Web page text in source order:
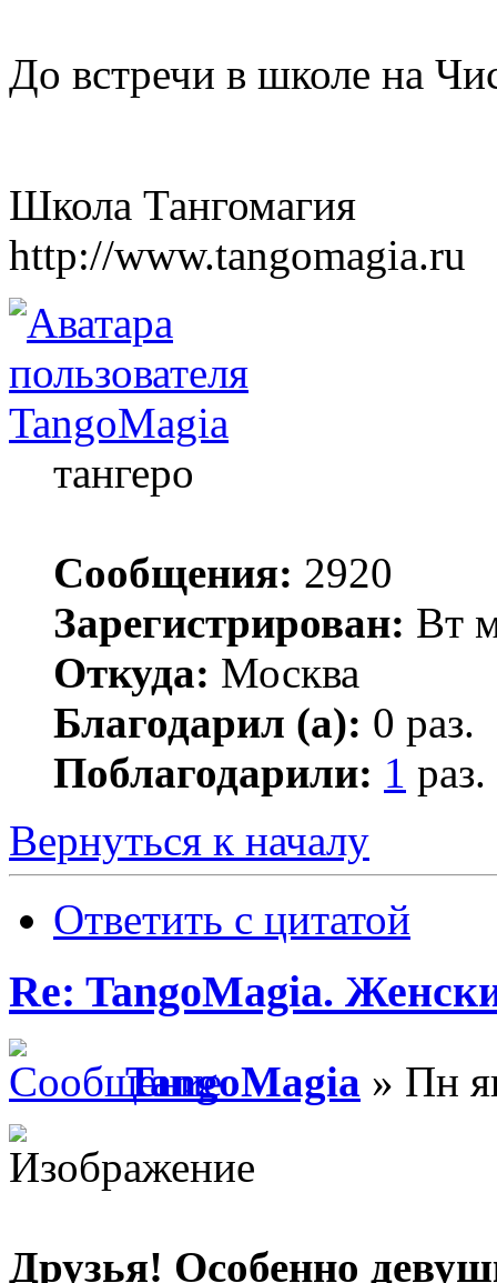
До встречи в школе на
Школа Тангомагия
http://www.tangomagia.ru
TangoMagia
тангеро
Сообщения: 2920
Зарегистрирован: Вт
Откуда: Москва
Благодарил (а): 0 раз.
Поблагодарили: 1 раз.
Вернуться к началу
Ответить с цитатой
Re: TangoMagia.
TangoMagia » Пн
Друзья! Особенно